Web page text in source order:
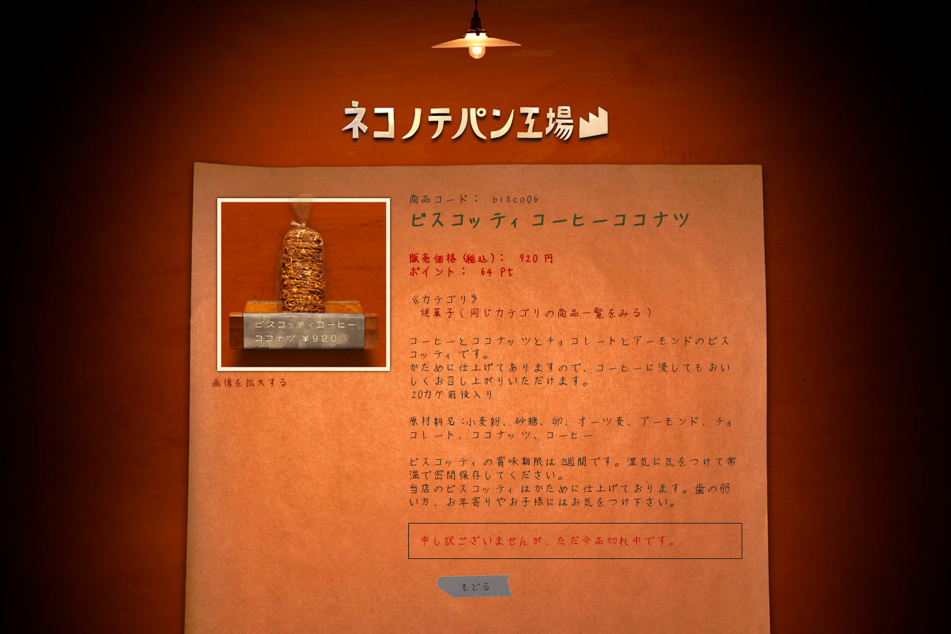
画像を拡大する
商品コード： bisco06
ビスコッティコーヒーココナツ
販売価格(税込)： 920円
ポイント：
64Pt
≪カテゴリ≫
焼菓子（同じカテゴリの商品一覧をみる）
コーヒーとココナッツとチョコレートとアーモンドのビス
コッティです。
かために仕上げてありますので、コーヒーに浸してもおい
しくお召し上がりいただけます。
20カケ前後入り
原材料名:小麦粉、砂糖、卵、オーツ麦、アーモンド、チョ
コレート、ココナッツ、コーヒー
ビスコッティの賞味期限は2週間です。湿気に気をつけて常
温で密閉保存してください。
当店のビスコッティはかために仕上げております。歯の弱
い方、お年寄りやお子様にはお気をつけ下さい。
申し訳ございませんが、ただ今品切れ中です。